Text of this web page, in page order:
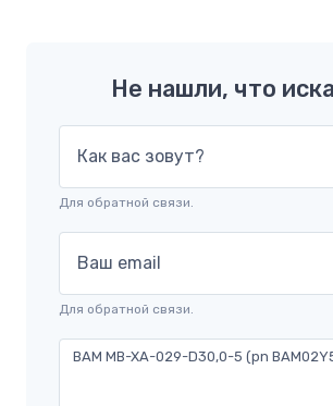
Не нашли, что
Как вас зовут?
Для обратной связи.
Ваш email
Для обратной связи.